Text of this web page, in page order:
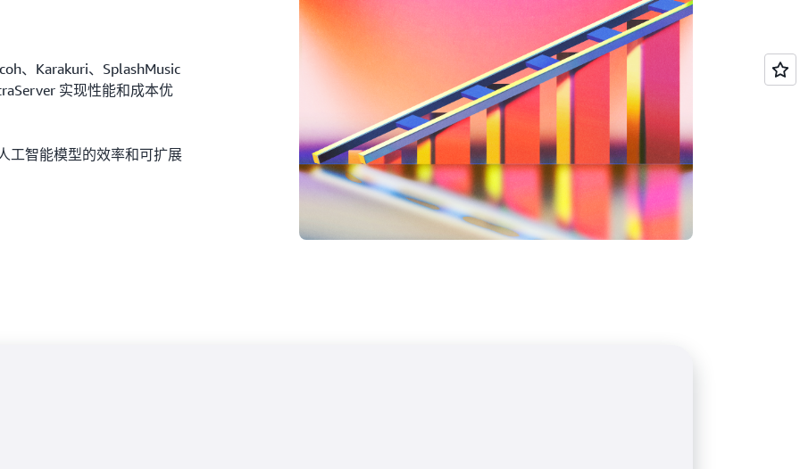
EFA 联网能力。
、Karakuri、SplashMusic
实现性能和成本优
工智能模型的效率和可扩展